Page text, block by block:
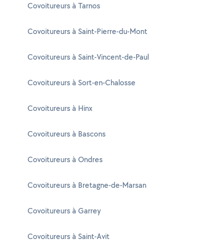
Covoitureurs à Tarnos
Covoitureurs à Saint-Pierre-du-Mont
Covoitureurs à Saint-Vincent-de-Paul
Covoitureurs à Sort-en-Chalosse
Covoitureurs à Hinx
Covoitureurs à Bascons
Covoitureurs à Ondres
Covoitureurs à Bretagne-de-Marsan
Covoitureurs à Garrey
Covoitureurs à Saint-Avit